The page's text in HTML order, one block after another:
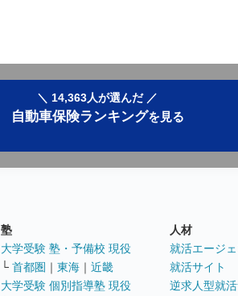
＼ 14,363人が選んだ ／
自動車保険ランキングを見る
塾
大学受験 塾・予備校 現役
└ 首都圏 ｜ 東海 ｜ 近畿
大学受験 個別指導塾 現役
人材
就活エージェ
就活サイト
逆求人型就